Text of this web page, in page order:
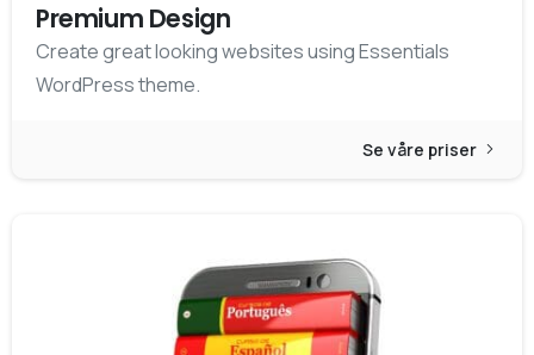
Premium Design
Create great looking websites using Essentials
WordPress theme.
Se våre priser